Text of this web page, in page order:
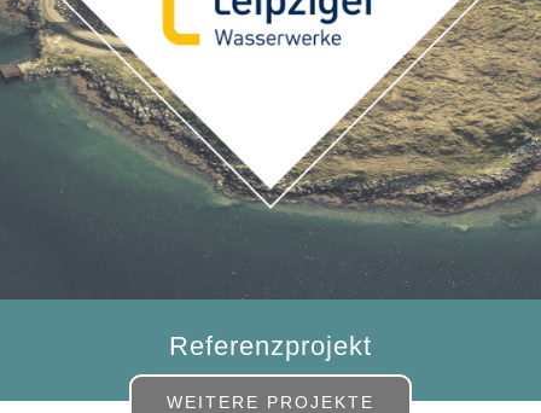
Referenzprojekt
WEITERE PROJEKTE